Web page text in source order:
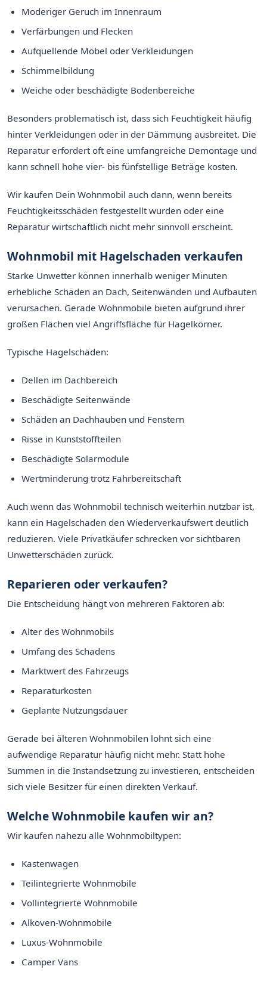
Moderiger Geruch im Innenraum
Verfärbungen und Flecken
Aufquellende Möbel oder Verkleidungen
Schimmelbildung
Weiche oder beschädigte Bodenbereiche
Besonders problematisch ist, dass sich Feuchtigkeit häufig
hinter Verkleidungen oder in der Dämmung ausbreitet. Die
Reparatur erfordert oft eine umfangreiche Demontage und
kann schnell hohe vier- bis fünfstellige Beträge kosten.
Wir kaufen Dein Wohnmobil auch dann, wenn bereits
Feuchtigkeitsschäden festgestellt wurden oder eine
Reparatur wirtschaftlich nicht mehr sinnvoll erscheint.
Wohnmobil mit Hagelschaden verkaufen
Starke Unwetter können innerhalb weniger Minuten
erhebliche Schäden an Dach, Seitenwänden und Aufbauten
verursachen. Gerade Wohnmobile bieten aufgrund ihrer
großen Flächen viel Angriffsfläche für Hagelkörner.
Typische Hagelschäden:
Dellen im Dachbereich
Beschädigte Seitenwände
Schäden an Dachhauben und Fenstern
Risse in Kunststoffteilen
Beschädigte Solarmodule
Wertminderung trotz Fahrbereitschaft
Auch wenn das Wohnmobil technisch weiterhin nutzbar ist,
kann ein Hagelschaden den Wiederverkaufswert deutlich
reduzieren. Viele Privatkäufer schrecken vor sichtbaren
Unwetterschäden zurück.
Reparieren oder verkaufen?
Die Entscheidung hängt von mehreren Faktoren ab:
Alter des Wohnmobils
Umfang des Schadens
Marktwert des Fahrzeugs
Reparaturkosten
Geplante Nutzungsdauer
Gerade bei älteren Wohnmobilen lohnt sich eine
aufwendige Reparatur häufig nicht mehr. Statt hohe
Summen in die Instandsetzung zu investieren, entscheiden
sich viele Besitzer für einen direkten Verkauf.
Welche Wohnmobile kaufen wir an?
Wir kaufen nahezu alle Wohnmobiltypen:
Kastenwagen
Teilintegrierte Wohnmobile
Vollintegrierte Wohnmobile
Alkoven-Wohnmobile
Luxus-Wohnmobile
Camper Vans